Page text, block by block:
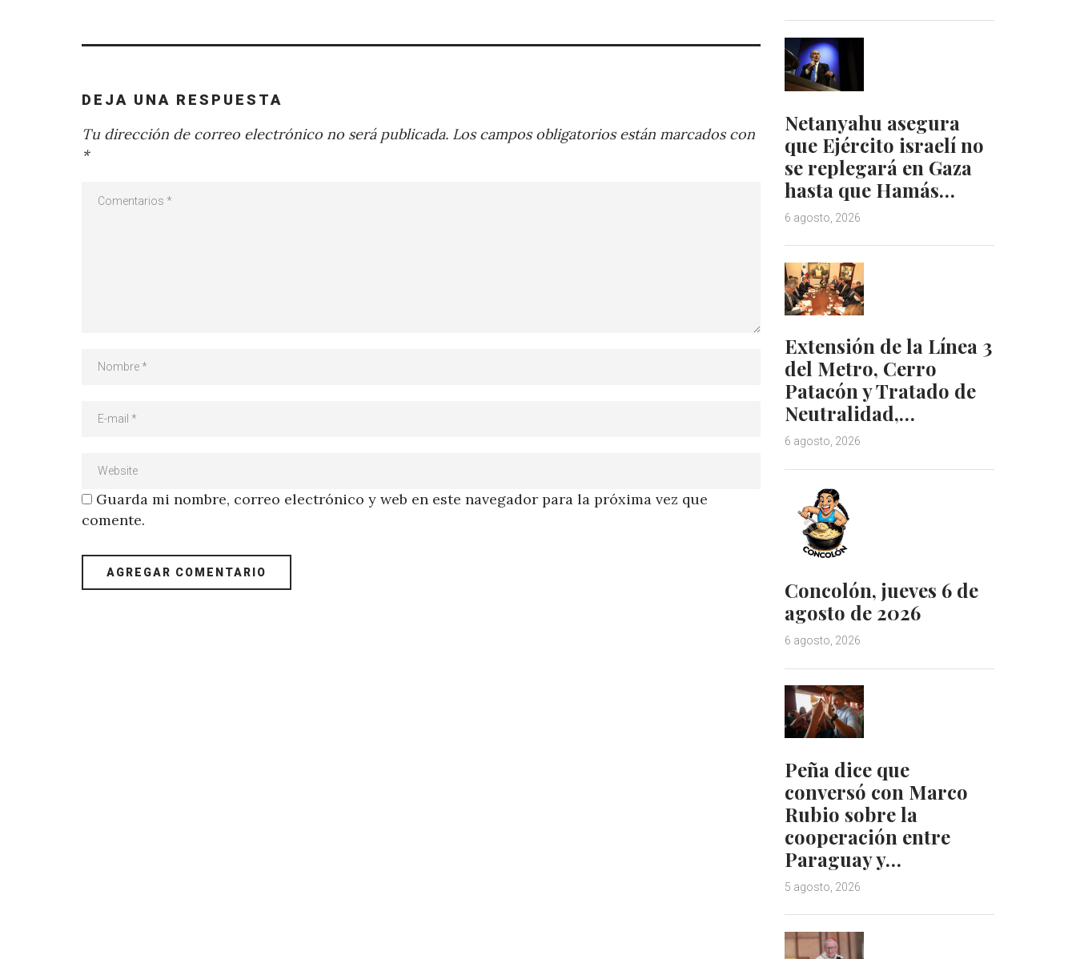
DEJA UNA RESPUESTA
Tu dirección de correo electrónico no será publicada. Los campos obligatorios están marcados con
*
Guarda mi nombre, correo electrónico y web en este navegador para la próxima vez que
comente.
Netanyahu asegura
que Ejército israelí no
se replegará en Gaza
hasta que Hamás…
6 agosto, 2026
Extensión de la Línea 3
del Metro, Cerro
Patacón y Tratado de
Neutralidad,…
6 agosto, 2026
Concolón, jueves 6 de
agosto de 2026
6 agosto, 2026
Peña dice que
conversó con Marco
Rubio sobre la
cooperación entre
Paraguay y…
5 agosto, 2026